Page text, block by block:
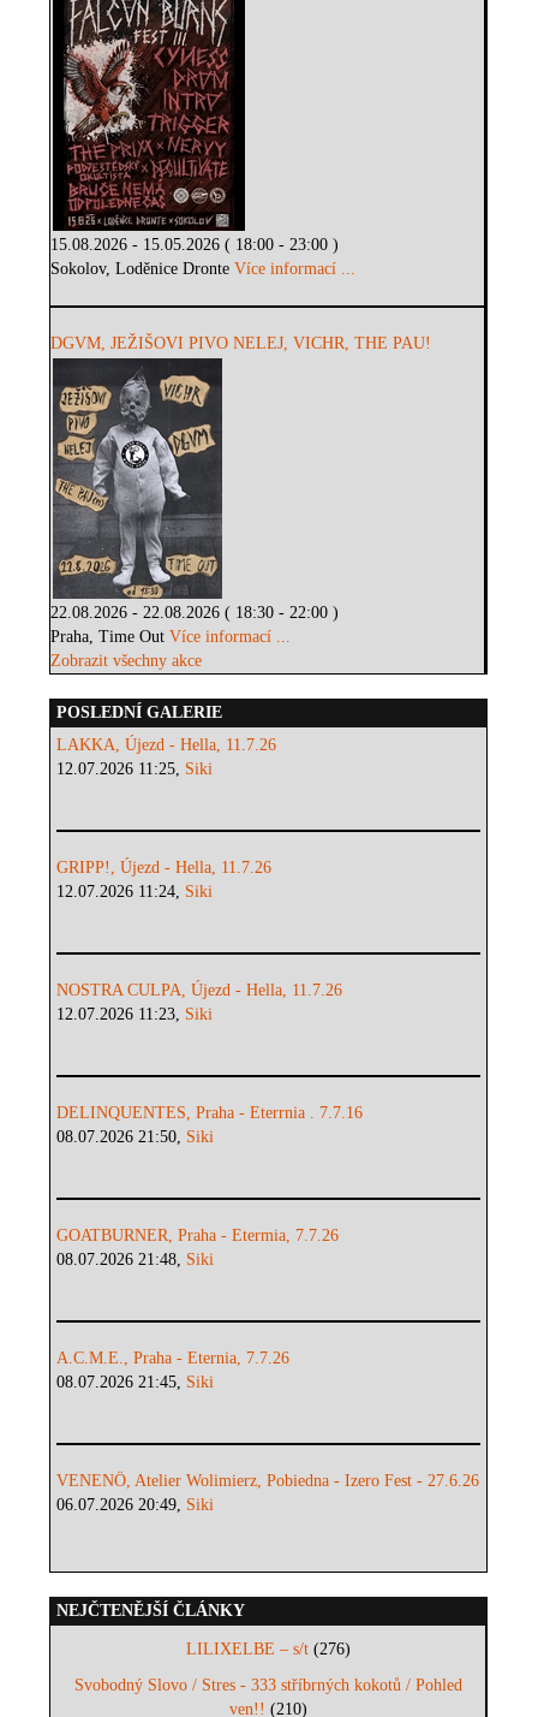
15.08.2026 - 15.05.2026 ( 18:00 - 23:00 )
Sokolov, Loděnice DronteVíce informací ...
DGVM, JEŽIŠOVI PIVO NELEJ, VICHR, THE PAU!
22.08.2026 - 22.08.2026 ( 18:30 - 22:00 )
Praha, Time OutVíce informací ...
Zobrazit všechny akce
POSLEDNÍ GALERIE
LAKKA, Újezd - Hella, 11.7.26
12.07.2026 11:25, Siki
GRIPP!, Újezd - Hella, 11.7.26
12.07.2026 11:24, Siki
NOSTRA CULPA, Újezd - Hella, 11.7.26
12.07.2026 11:23, Siki
DELINQUENTES, Praha - Eterrnia . 7.7.16
08.07.2026 21:50, Siki
GOATBURNER, Praha - Etermia, 7.7.26
08.07.2026 21:48, Siki
A.C.M.E., Praha - Eternia, 7.7.26
08.07.2026 21:45, Siki
VENENÖ, Atelier Wolimierz, Pobiedna - Izero Fest - 27.6.26
06.07.2026 20:49, Siki
NEJČTENĚJŠÍ ČLÁNKY
LILIXELBE – s/t(276)
Svobodný Slovo / Stres - 333 stříbrných kokotů / Pohled
ven!! (210)